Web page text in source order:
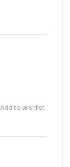
Add to wishlist